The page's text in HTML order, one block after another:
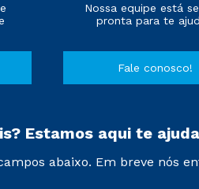
Nossa equipe está
pronta para te
Fale conosco!
Estamos aqui te
abaixo. Em breve nós